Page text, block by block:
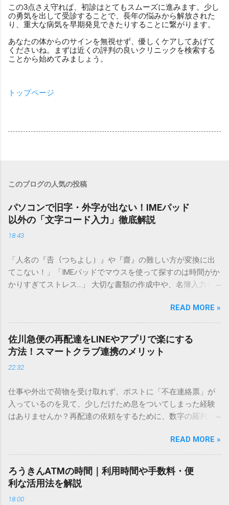
この3点さえ守れば、初診はとてもスムーズに進みます。少し
の勇気を出して受診することで、長年の悩みから解放された
り、重大な病気を早期発見できたりすることに繋がります。
あなたの体からのサインを無視せず、優しくケアしてあげて
くださいね。まずは近くの評判の良いクリニックを検索する
ことから始めてみましょう。
トップページ
このブログの人気の投稿
パソコンで旧字・外字が出ない！IMEパッド
以外の「文字コード入力」徹底解説
18:43
「人名の『𠮷（つちよし）』や『齋』の難しい方が変換に出
てこない！」「IMEパッドでマウスを使って探すのは時間がか
かりすぎてストレス…」 大切な書類の作成中や、名簿入力を
てしまいますよね。多くの人が「IMEパッド（手書き入力）」
を使いますが、実はマウスで一画ずつ書くのは非効率です
し、似た漢字が多すぎて結局見つからないことも少なくあり
ません。 そこで今回は、IMEパッドを使わずに、特定のコー
ドを打ち込むだけで一瞬で旧字や外字、特殊記号を呼び出す
「文字コード入力」のテクニックを詳しく解説します。 この
必要はありません。 1. なぜ「変換」しても旧字・外字が出て
こないのか？ そもそも、なぜ普通の変換で出てこない漢字が
あるのでしょうか。その理由は、パソコンが文字を認識する
は、JIS規格（日本産業規格）によって「第1水準」「第2水
準」といった形で整理されています。しかし、人名や地名に
使われる非常に古い漢字（旧字）や、特定の組織だけで作ら
れた「外字」は、この一般的な変換リストに含まれていない
READ MORE »
佐川急便の再配達をLINEやアプリで楽にする
方法！スマートクラブ連携のメリット
22:32
仕事や外出で荷物を受け取れず、ポストに「不在連絡票」が
入っているのを見て、少しだけため息をついてしまった経験
はありませんか？再配達の依頼をするために、数字の羅列を
ことに申し訳なさを感じたりすることもあるかもしれませ
ん。 「もっとスムーズに、自分のタイミングで受け取りた
い」 「わざわざ電話をかけずに、スマホ一つで完結させた
い」 そんな願いを叶えてくれるのが、佐川急便の会員制サー
ビス「スマートクラブ」と、LINEや公式アプリの連携です。
これらを活用するだけで、再配達のストレスは驚くほど軽く
READ MORE »
ろうきんATMの時間｜利用時間や手数料・便
利な活用法を解説
18:00